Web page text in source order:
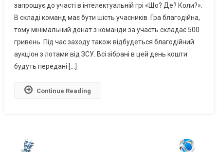
Відбудеться
Інтелектуальна
Гра
«Що?
Де?
Нових
запрошує до участі в інтелектуальній грі «Що? Де? Коли?».
В складі команд має бути шість учасників. Гра благодійна,
тому мінімальний донат з команди за участь складає 500
гривень. Під час заходу також відбудеться благодійний
аукціон з лотами від ЗСУ. Всі зібрані в цей день кошти
будуть передані […]
Continue Reading